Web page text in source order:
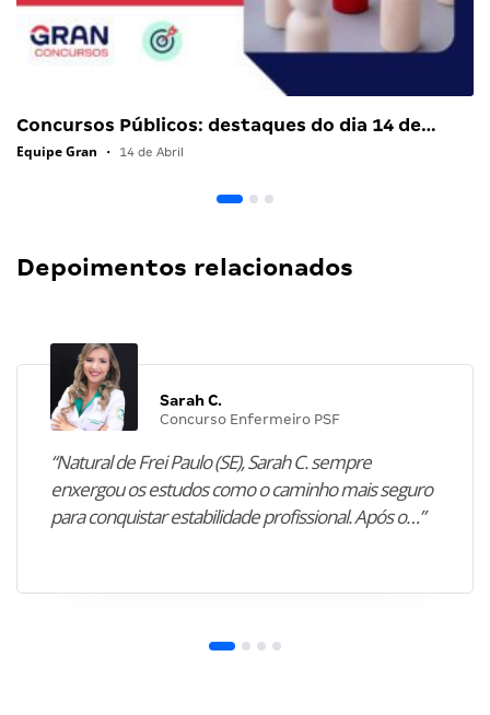
Concursos Públicos: destaques do dia 14 de…
Equipe Gran • 14 de Abril
Depoimentos relacionados
Sarah C.
Concurso Enfermeiro PSF
“Natural de Frei Paulo (SE), Sarah C. sempre
enxergou os estudos como o caminho mais seguro
para conquistar estabilidade profissional. Após o…”